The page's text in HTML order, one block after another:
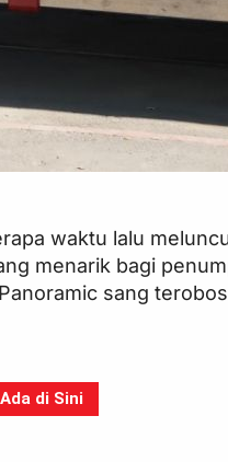
waktu lalu
menarik bagi
sang
di Sini